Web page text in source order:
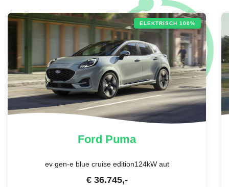
ELEKTRISCH 100%
Ford Puma
ev gen-e blue cruise edition124kW aut
€ 36.745,-